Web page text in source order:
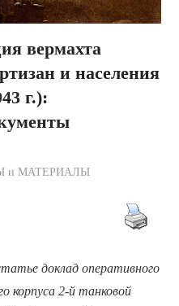
вермахта
и населения
г.):
и МАТЕРИАЛЫ
доклад оперативного
корпуса 2-й танковой